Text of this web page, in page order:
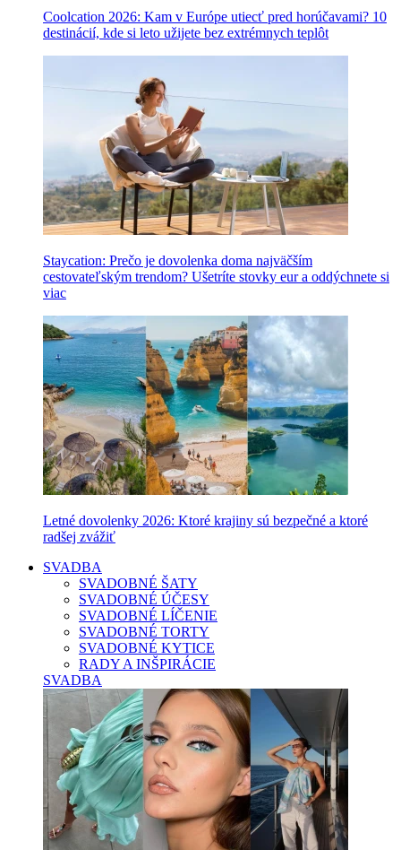
Coolcation 2026: Kam v Európe utiecť pred horúčavami? 10
destinácií, kde si leto užijete bez extrémnych teplôt
Staycation: Prečo je dovolenka doma najväčším
cestovateľským trendom? Ušetríte stovky eur a oddýchnete si
viac
Letné dovolenky 2026: Ktoré krajiny sú bezpečné a ktoré
radšej zvážiť
SVADBA
SVADOBNÉ ŠATY
SVADOBNÉ ÚČESY
SVADOBNÉ LÍČENIE
SVADOBNÉ TORTY
SVADOBNÉ KYTICE
RADY A INŠPIRÁCIE
SVADBA